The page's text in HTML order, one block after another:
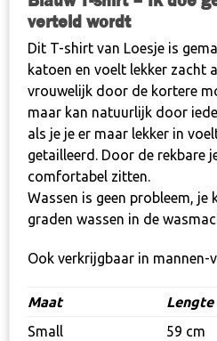
wordt
aantal
verteld wordt
Dit T-shirt van Loesje is
katoen en voelt lekker zacht
vrouwelijk door de kortere
maar kan natuurlijk door
als je je er maar lekker in
getailleerd. Door de rekbare
comfortabel zitten.
Wassen is geen probleem,
graden wassen in de
Ook verkrijgbaar in mannen-
Maat Lengte
Small
59 cm